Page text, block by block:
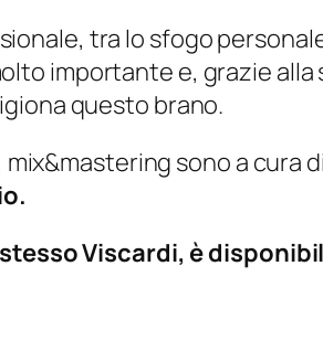
tra lo sfogo
importante e, grazie
questo brano.
mix&mastering sono a cura di
Viscardi, è